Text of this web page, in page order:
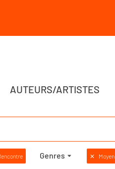
AUTEURS/ARTISTES
Genres ✕ Moyen